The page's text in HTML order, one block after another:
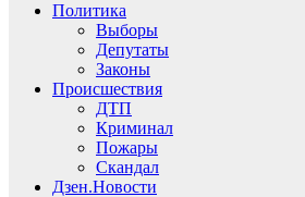
Политика
Выборы
Депутаты
Законы
Происшествия
ДТП
Криминал
Пожары
Скандал
Дзен.Новости